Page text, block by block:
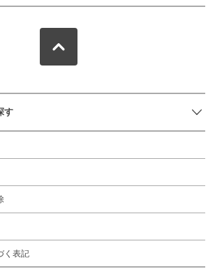
す
く表記